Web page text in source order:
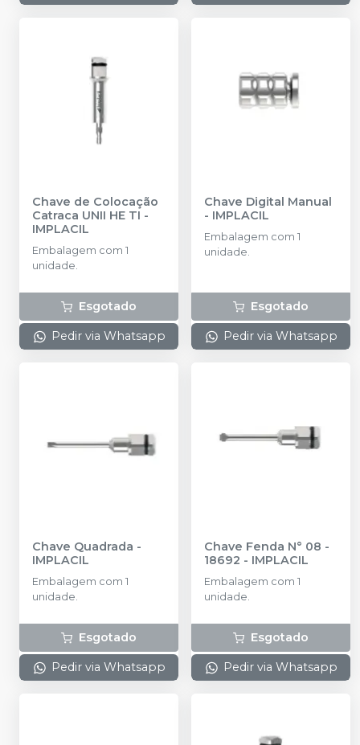
Chave de Colocação
Catraca UNII HE TI -
IMPLACIL
Embalagem com 1
unidade.
Esgotado
Pedir via Whatsapp
Chave Digital Manual
- IMPLACIL
Embalagem com 1
unidade.
Esgotado
Pedir via Whatsapp
Chave Quadrada -
IMPLACIL
Embalagem com 1
unidade.
Esgotado
Pedir via Whatsapp
Chave Fenda N° 08 -
18692 - IMPLACIL
Embalagem com 1
unidade.
Esgotado
Pedir via Whatsapp